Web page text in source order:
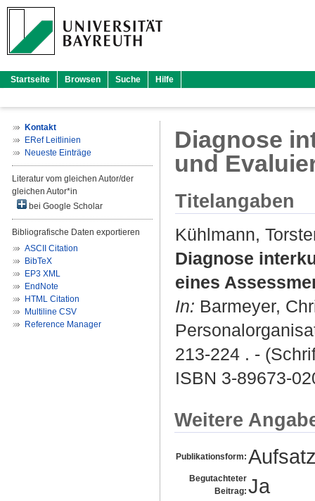
Startseite Browsen Suche Hilfe
Kontakt
ERef Leitlinien
Neueste Einträge
Literatur vom gleichen Autor/der
gleichen Autor*in
bei Google Scholar
Bibliografische Daten exportieren
ASCII Citation
BibTeX
EP3 XML
EndNote
HTML Citation
Multiline CSV
Reference Manager
Diagnose
und
Titelangaben
Kühlmann,
Diagnose
eines
In: Barmeyer,
213-224 . -
ISBN 3-89673-
Weitere
Publikationsform:
Begutachteter
Beitrag: Ja